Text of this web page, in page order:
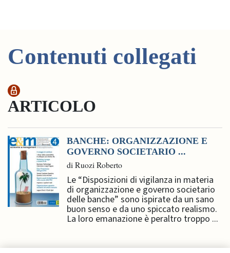
Contenuti collegati
ARTICOLO
BANCHE: ORGANIZZAZIONE E
GOVERNO SOCIETARIO ...
di Ruozi Roberto
Le “Disposizioni di vigilanza in materia
di organizzazione e governo societario
delle banche” sono ispirate da un sano
buon senso e da uno spiccato realismo.
La loro emanazione è peraltro troppo ...